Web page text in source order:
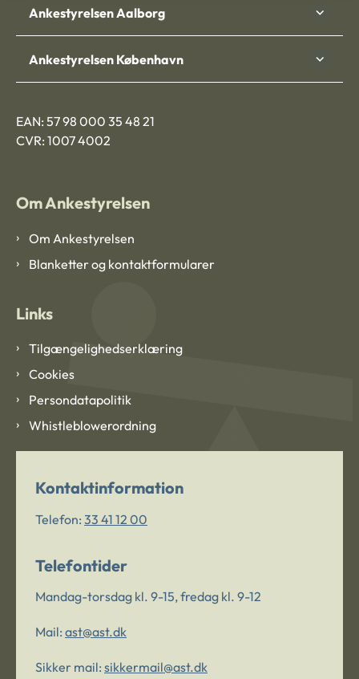
Ankestyrelsen Aalborg
Ankestyrelsen København
EAN: 57 98 000 35 48 21
CVR: 1007 4002
Om Ankestyrelsen
Om Ankestyrelsen
Blanketter og kontaktformularer
Links
Tilgængelighedserklæring
Cookies
Persondatapolitik
Whistleblowerordning
Kontaktinformation
Telefon: 33 41 12 00
Telefontider
Mandag-torsdag kl. 9-15, fredag kl. 9-12
Mail: ast@ast.dk
Sikker mail: sikkermail@ast.dk